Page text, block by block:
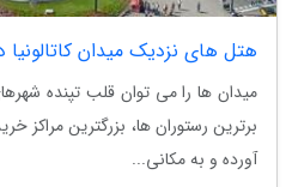
هتل های نزدیک میدان کاتالونیا
میدان ها را می توان قلب تپنده
برترین رستوران ها، بزرگترین مراکز
آورده و به مکانی...